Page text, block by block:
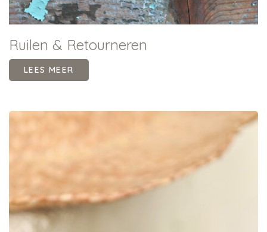
Ruilen & Retourneren
LEES MEER